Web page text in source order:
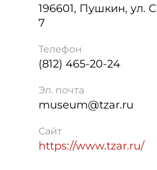
196601, Пушкин, ул.
7
Телефон
(812) 465-20-24
Эл. почта
museum@tzar.ru
Сайт
https://www.tzar.ru/